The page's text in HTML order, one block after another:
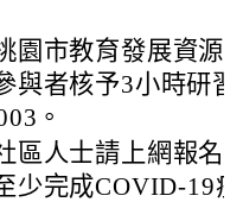
園市教育發展資源
與者核予3小時研
。
區人士請上網報名
少完成COVID-19